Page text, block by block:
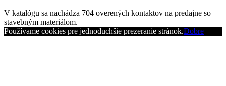
V katalógu sa nachádza 704 overených kontaktov na predajne so
stavebným materiálom.
Používame cookies pre jednoduchšie prezeranie stránok.Dobre